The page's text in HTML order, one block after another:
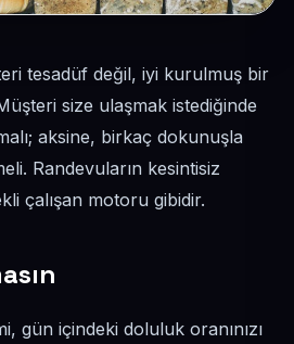
tesadüf değil, iyi kurulmuş bir
size ulaşmak istediğinde
aksine, birkaç dokunuşla
Randevuların kesintisiz
çalışan motoru gibidir.
gün içindeki doluluk oranınızı